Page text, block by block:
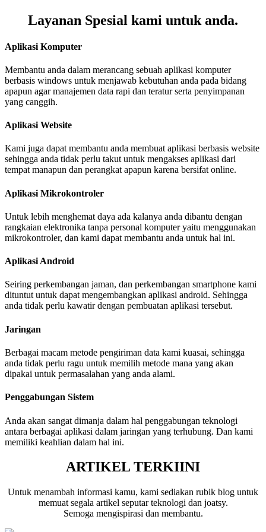
Layanan Spesial kami untukanda.
Aplikasi Komputer
Membantu anda dalam merancang sebuah aplikasi komputer
berbasis windows untuk menjawab kebutuhan anda pada bidang
apapun agar manajemen data rapi dan teratur serta penyimpanan
yang canggih.
Aplikasi Website
Kami juga dapat membantu anda membuat aplikasi berbasis website
sehingga anda tidak perlu takut untuk mengakses aplikasi dari
tempat manapun dan perangkat apapun karena bersifat online.
Aplikasi Mikrokontroler
Untuk lebih menghemat daya ada kalanya anda dibantu dengan
rangkaian elektronika tanpa personal komputer yaitu menggunakan
mikrokontroler, dan kami dapat membantu anda untuk hal ini.
Aplikasi Android
Seiring perkembangan jaman, dan perkembangan smartphone kami
dituntut untuk dapat mengembangkan aplikasi android. Sehingga
anda tidak perlu kawatir dengan pembuatan aplikasi tersebut.
Jaringan
Berbagai macam metode pengiriman data kami kuasai, sehingga
anda tidak perlu ragu untuk memilih metode mana yang akan
dipakai untuk permasalahan yang anda alami.
Penggabungan Sistem
Anda akan sangat dimanja dalam hal penggabungan teknologi
antara berbagai aplikasi dalam jaringan yang terhubung. Dan kami
memiliki keahlian dalam hal ini.
ARTIKEL TERKIINI
Untuk menambah informasi kamu, kami sediakan rubik blog untuk
memuat segala artikel seputar teknologi dan joatsy.
Semoga mengispirasi dan membantu.